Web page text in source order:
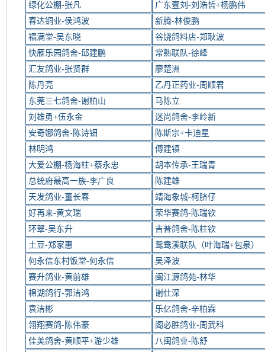
绿化公棚-张凡
广东壹刘-刘浩哲+杨鹏伟
春达铜业-侯鸿波
新腾-林俊鹏
福满堂-吴东晓
谷饶鸽料店-郑耿波
快雁乐园鸽舍-邱建鹏
常熟联队-徐峰
汇友鸽业-张贤群
廖楚洲
陈丹亮
乙丹正药业-周顺君
东莞三七鸽舍-谢柏山
马陈立
刘雄勇+伍永金
迷尚鸽舍-李岭新
安奇娜鸽舍-陈诗钿
陈斯宗+卡迪星
林明鸿
傅建镇
大爱公棚-杨海柱+蔡永忠
胡本传承-王瑞青
总统府最高一族-李广良
陈建雄
天发鸽业-董长春
靖海象城-柯脐仔
好再来-黄文瑞
荣华赛鸽-陈瑞钦
环翠-吴东升
吉普鸽舍-陈柱钦
土豆-郑家惠
鸳鸯溪联队（叶海瑞+包泉）
何永信东村饭堂-何永信
吴泽波
赛升鸽业-黄前雄
闽江源鸽苑-林华
棉湖鸽行-郭洁鸿
谢仕深
袁洁彬
乐亿鸽舍-辛柏霖
翎翔赛鸽-陈伟豪
阁必胜鸽业-周武科
佳美鸽舍-黄顺平+游少雄
八闽鸽业-陈舒